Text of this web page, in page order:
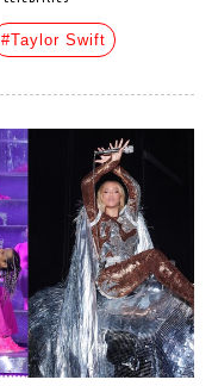
#Taylor Swift